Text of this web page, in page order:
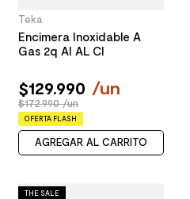
Teka
Encimera Inoxidable A
Gas 2q AI AL CI
$129.990 /un
$172.990 /un
OFERTA FLASH
AGREGAR AL CARRITO
THE SALE